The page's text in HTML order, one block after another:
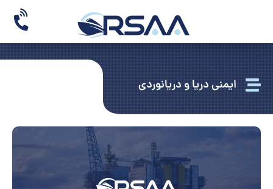
ایمنی دریا و دریانوردی